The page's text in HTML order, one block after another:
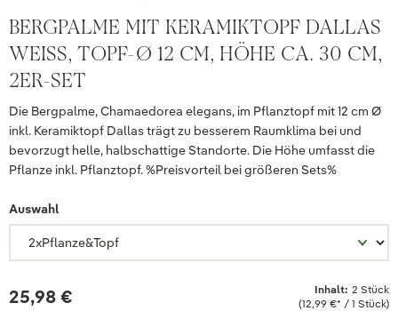
BERGPALME MIT KERAMIKTOPF DALLAS
WEISS, TOPF-Ø 12 CM, HÖHE CA. 30 CM, 2
ER-SET
Die Bergpalme, Chamaedorea elegans, im Pflanztopf mit 12 cm Ø
inkl. Keramiktopf Dallas trägt zu besserem Raumklima bei und
bevorzugt helle, halbschattige Standorte. Die Höhe umfasst die
Pflanze inkl. Pflanztopf. %Preisvorteil bei größeren Sets%
Auswahl
25,98 € Inhalt: 2 Stück
(12,99 €* / 1 Stück)